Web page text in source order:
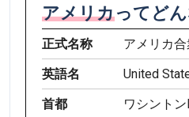
アメリカってど
正式名称
アメリカ合
英語名
United
首都
ワシントン